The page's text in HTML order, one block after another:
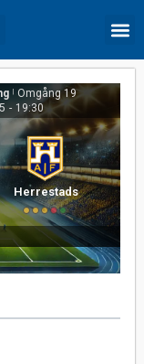
| Omgång 19
- 19:30
Herrestads